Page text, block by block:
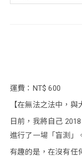
運費：NT$ 600
【在無法之法中，與
日前，我將自己
進行了一場「盲測」
有趣的是，在沒有任